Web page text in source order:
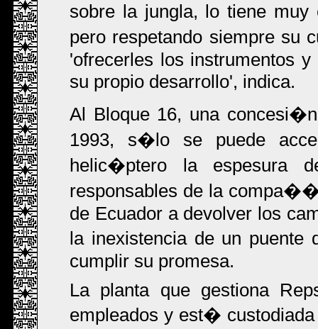
sobre la jungla, lo tiene
pero respetando siempre su
'ofrecerles los instrumentos
su propio desarrollo', indica.
Al Bloque 16, una
1993, s�lo se puede
helic�ptero la
responsables de la
de Ecuador a devolver los
la inexistencia de un
cumplir su promesa.
La planta que gestiona
empleados y est�